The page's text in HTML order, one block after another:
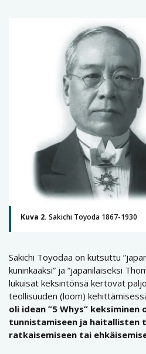
Kuva 2. Sakichi Toyoda 1867-1930
Sakichi Toyodaa on kutsuttu
kuninkaaksi” ja ”japanilaiseksi
lukuisat keksintönsä kertovat
teollisuuden (loom)
oli idean ”5 Whys” keksiminen
tunnistamiseen ja haitallisten
ratkaisemiseen tai